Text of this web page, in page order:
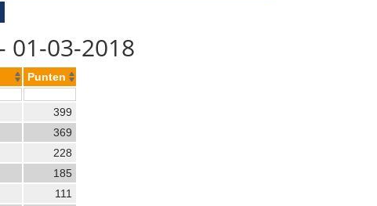
01-03-2018
Punten
399
369
228
185
111